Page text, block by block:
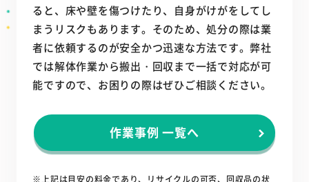
ると、床や壁を傷つけたり、自身がけがをしてし
まうリスクもあります。そのため、処分の際は業
者に依頼するのが安全かつ迅速な方法です。弊社
では解体作業から搬出・回収まで一括で対応が可
能ですので、お困りの際はぜひご相談ください。
作業事例 一覧へ
※上記は目安の料金であり、リサイクルの可否、回収品の状